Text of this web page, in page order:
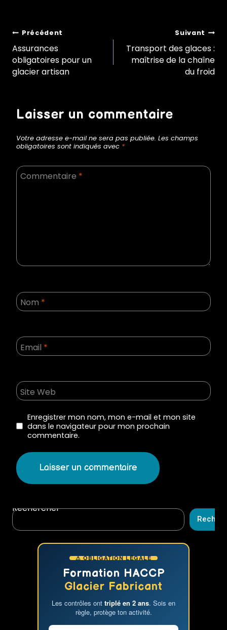
Navigation
de
l’article
Précédent
Assurances
obligatoires pour un
glacier artisan
Suivant
Transport des glaces :
maîtrise de la chaîne
du froid
Laisser un commentaire
Votre adresse e-mail ne sera pas publiée. Les champs
obligatoires sont indiqués avec *
Commentaire *
Nom *
Email *
Site Web
Enregistrer mon nom, mon e-mail et mon site
dans le navigateur pour mon prochain
commentaire.
Rechercher
⚠ OBLIGATION LÉGALE
Formation HACCP
Glacier Fabricant
Les contrôles ont triplé en 2 ans. Sois en
règle, protège ton activité.